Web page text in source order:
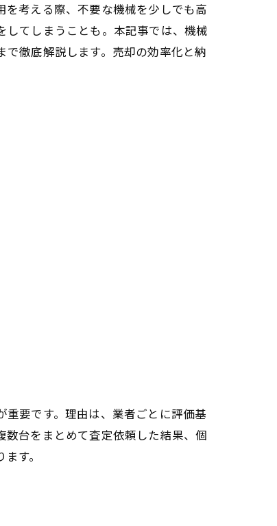
考える際、不要な機械を少しでも高
てしまうことも。本記事では、機械
徹底解説します。売却の効率化と納
要です。理由は、業者ごとに評価基
台をまとめて査定依頼した結果、個
す。